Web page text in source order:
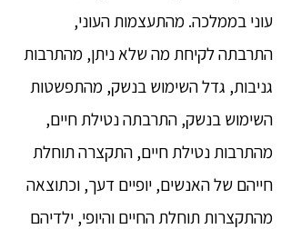
עוני בממלכה. מהתעצמות העוני,
התרבתה לקיחת מה שלא ניתן, מהתרבות
גניבות, גדל השימוש בנשק, מהתפשטות
השימוש בנשק, התרבתה נטילת חיים,
מהתרבות נטילת חיים, התקצרה תוחלת
חייהם של האנשים, יופיים דעך, וכתוצאה
מהתקצרות תוחלת החיים והיופי, ילדיהם